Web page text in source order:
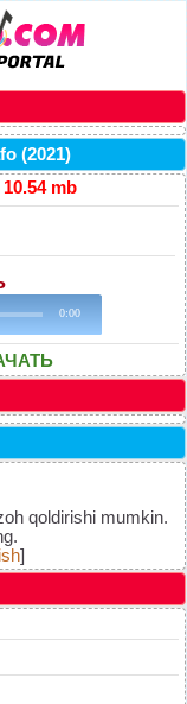
(2021)
10.54 mb
0:00
qoldirishi mumkin.
]